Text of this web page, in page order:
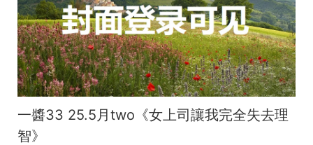
一醬33 25.5月two《女上司讓我完全失去理
智》